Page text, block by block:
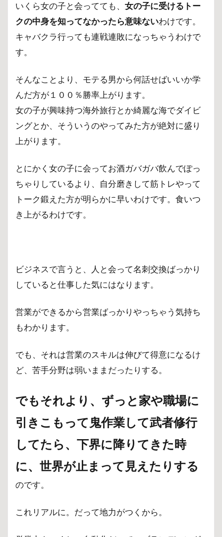
いくら女の子と会ってても、 女の子に受けるトー
クの中身を知ってなかったら意味ないわけです。
キャバクラ行っても連戦連敗になっちゃうわけで
す。
そんなことより、モテる男から何話せばいいか学
んだ方が１００％勝率上がります。
女の子が興味持つ海外旅行とか綺麗な海でダイビ
ングとか、そういうのやってみた方が絶対に盛り
上がります。
とにかく女の子に会ってお酒ガバガバ飲んでぽっ
ちゃりしているより、自分磨きして筋トレやって
トーク鍛えた方が明らかに早いわけです。食いつ
き上がるわけです。
ビジネスで言うと、人と会って名刺交換ばっかり
していると仕事した気にはなります。
営業ができるから営業ばっかりやっちゃう気持ち
もわかります。
でも、それは営業のスキルは伸びて得意になるけ
ど、苦手分野は弱いままだったりする。
でもそれより、ずっと家や職場に
引きこもって鬼作業して武者修行
してたら、下界に降りてきた時
に、世界が止まって見えたりする
のです。
これリアルに。だって地力がつくから。